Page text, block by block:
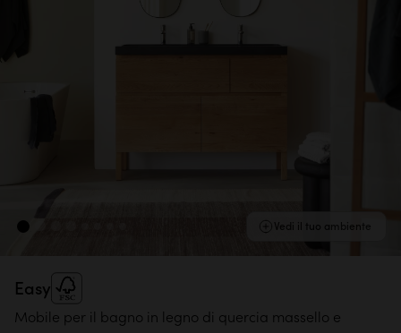
Vedi il tuo ambiente
Easy
Mobile per il bagno in legno di quercia massello e